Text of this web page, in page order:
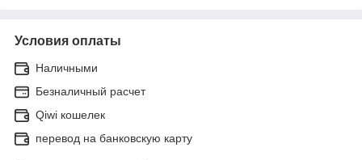
Условия оплаты
Наличными
Безналичный расчет
Qiwi кошелек
перевод на банковскую карту